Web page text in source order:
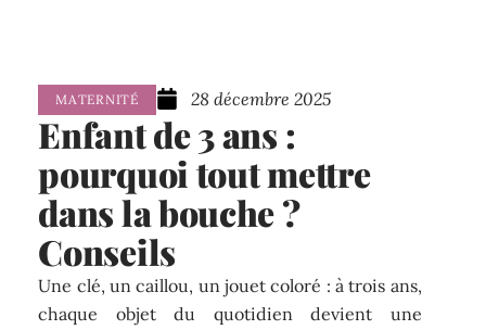
MATERNITÉ 28 décembre 2025
Enfant de 3 ans :
pourquoi tout mettre
dans la bouche ?
Conseils
Une clé, un caillou, un jouet coloré : à trois ans,
chaque objet du quotidien devient une